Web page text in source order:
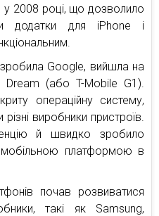
2008 році, що дозволило
додатки для iPhone і
Google, вийшла на
(або T-Mobile G1).
операційну систему,
виробники пристроїв.
й швидко зробило
платформою в
почав розвиватися
такі як Samsung,